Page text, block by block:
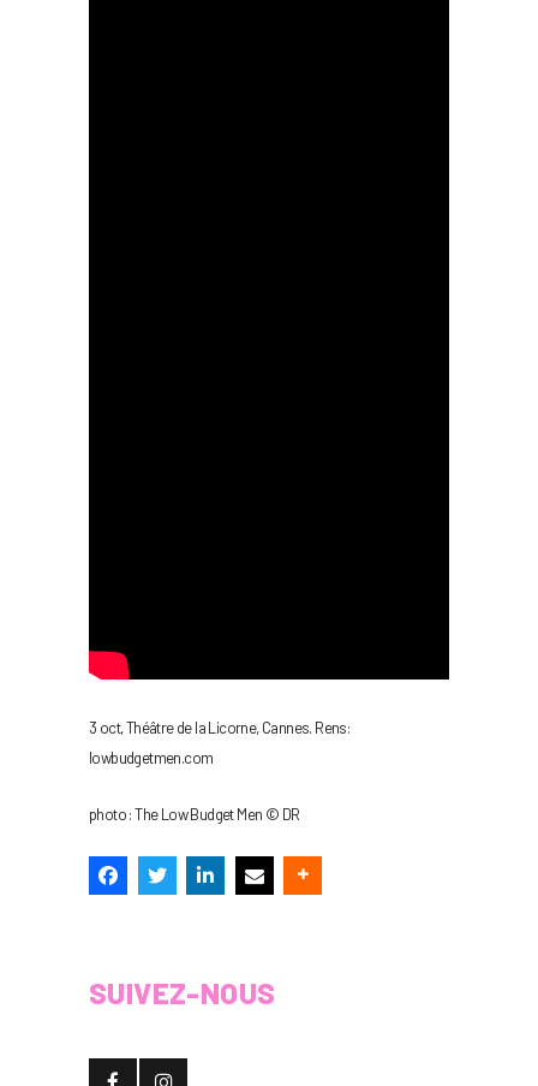
3 oct, Théâtre de la Licorne, Cannes. Rens:
lowbudgetmen.com
photo : The Low Budget Men © DR
SUIVEZ-NOUS